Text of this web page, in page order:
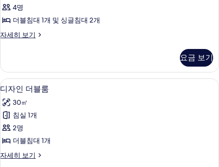
실
2
개,
연
사
진
모
두
보
기
4명
더블침대 1개 및 싱글침대 2개
자세히 보기
컴
침
실
2
개,
금
연
자
세
히
기
요금 보기
디
자
인
더
블
사
6
디자인 더블룸
30㎡
침실 1개
2명
더블침대 1개
자세히 보기
디